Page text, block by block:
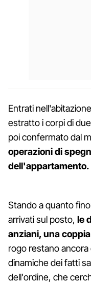
Entrati
estratto i corpi di
poi confermato dal
operazioni di
dell'appartamento.
Stando a quanto
arrivati sul posto, le
anziani, una
rogo restano
dinamiche dei fatti
dell'ordine, che